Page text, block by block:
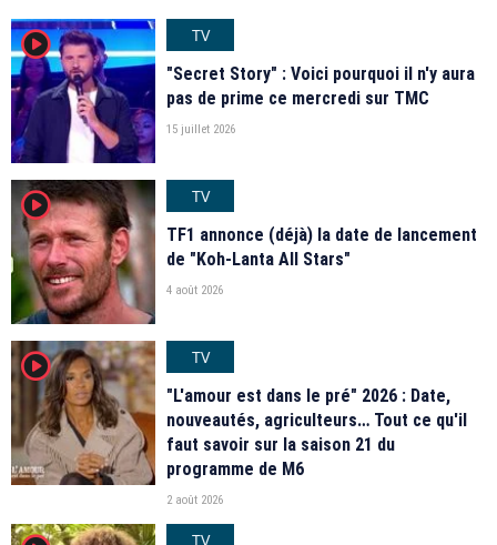
player2
TV
"Secret Story" : Voici pourquoi il n'y aura
pas de prime ce mercredi sur TMC
15 juillet 2026
player2
TV
TF1 annonce (déjà) la date de lancement
de "Koh-Lanta All Stars"
4 août 2026
player2
TV
"L'amour est dans le pré" 2026 : Date,
nouveautés, agriculteurs… Tout ce qu'il
faut savoir sur la saison 21 du
programme de M6
2 août 2026
TV